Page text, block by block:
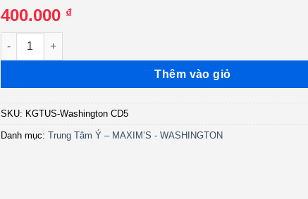
400.000 ₫
Washington CD5 - Tình Khúc Mùa Xuân (DADR) KGTUS số lượng
Thêm vào giỏ
SKU: KGTUS-Washington CD5
Danh mục: Trung Tâm Ý – MAXIM’S - WASHINGTON